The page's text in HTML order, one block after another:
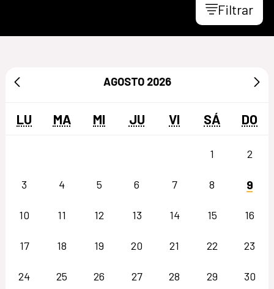
Filtrar
AGOSTO 2026
LU MA MI JU VI SÁ DO
1 2
3 4 5 6 7 8 9
10 11 12 13 14 15 16
17 18 19 20 21 22 23
24 25 26 27 28 29 30